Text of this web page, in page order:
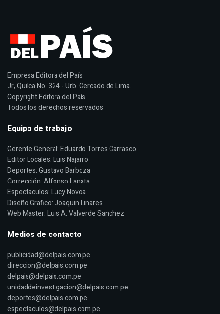
Empresa Editora del País
Jr, Quilca No. 324 - Urb. Cercado de Lima.
Copyright Editora del País
Todos los derechos reservados
Equipo de trabajo
Gerente General: Eduardo Torres Carrasco.
Editor Locales: Luis Najarro
Deportes: Gustavo Barboza
Corrección: Alfonso Lanata
Espectaculos: Lucy Novoa
Diseño Grafico: Joaquin Linares
Web Master: Luis A. Valverde Sanchez
Medios de contacto
publicidad@delpais.com.pe
direccion@delpais.com.pe
delpais@delpais.com.pe
unidaddeinvestigacion@delpais.com.pe
deportes@delpais.com.pe
espectaculos@delpais.com.pe